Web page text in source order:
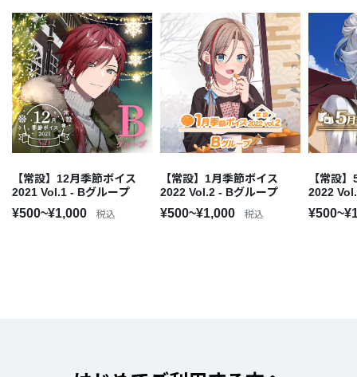
【常設】12月季節ボイス
2021 Vol.1 - Bグループ
¥500~¥1,000 税込
【常設】1月季節ボイス
2022 Vol.2 - Bグループ
¥500~¥1,000 税込
【常設
2022